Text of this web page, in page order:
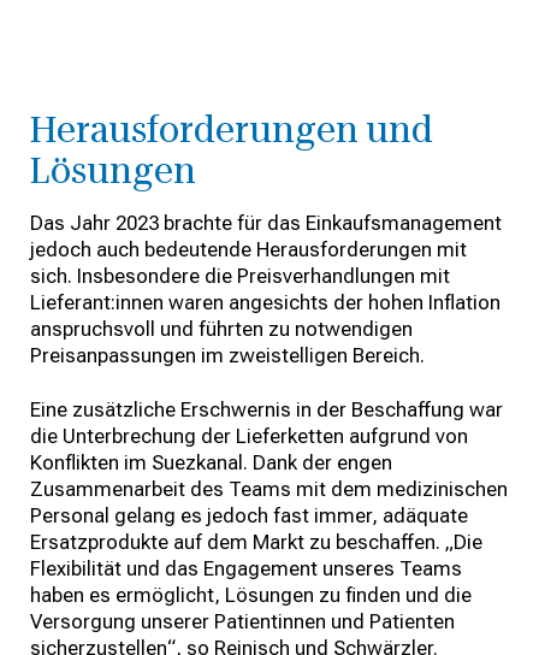
Herausforderungen und
Lösungen
Das Jahr 2023 brachte für das Einkaufsmanagement
jedoch auch bedeutende Herausforderungen mit
sich. Insbesondere die Preisverhandlungen mit
Lieferant:innen waren angesichts der hohen Inflation
anspruchsvoll und führten zu notwendigen
Preisanpassungen im zweistelligen Bereich.
Eine zusätzliche Erschwernis in der Beschaffung war
die Unterbrechung der Lieferketten aufgrund von
Konflikten im Suezkanal. Dank der engen
Zusammenarbeit des Teams mit dem medizinischen
Personal gelang es jedoch fast immer, adäquate
Ersatzprodukte auf dem Markt zu beschaffen. „Die
Flexibilität und das Engagement unseres Teams
haben es ermöglicht, Lösungen zu finden und die
Versorgung unserer Patientinnen und Patienten
sicherzustellen“, so Reinisch und Schwärzler.